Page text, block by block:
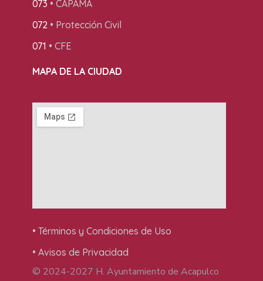
073 • CAPAMA
072 • Protección Civil
071 • CFE
MAPA DE LA CIUDAD
• Términos y Condiciones de Uso
• Avisos de Privacidad
© 2024-2027 H. Ayuntamiento de Acapulco